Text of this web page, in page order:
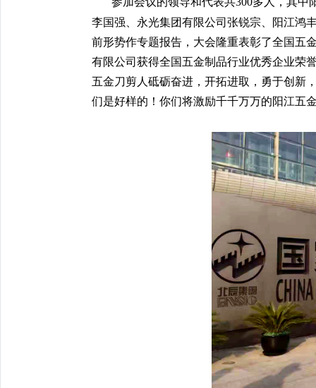
李国强、永光集团有限公司张锐宗、阳江鸿
前形势作专题报告，大会隆重表彰了全国五
有限公司获得全国五金制品行业优秀企业荣
五金刀剪人砥砺奋进，开拓进取，勇于创新
们是好样的！你们将激励千千万万的阳江五